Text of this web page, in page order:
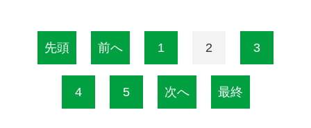
先頭 前へ 1 2 3
4 5 次へ 最終